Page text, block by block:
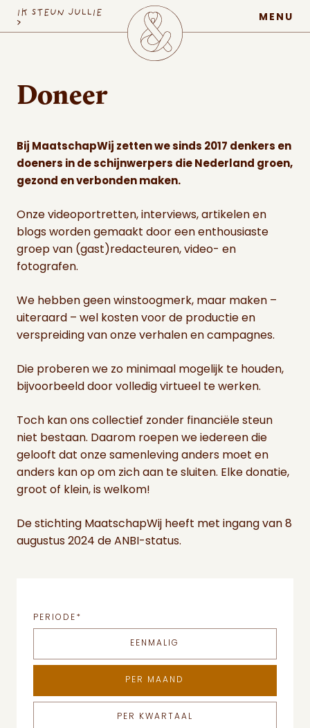
MaatschapWij
MENU
IK STEUN JULLIE
>
Doneer
Bij MaatschapWij zetten we sinds 2017 denkers en
doeners in de schijnwerpers die Nederland groen,
gezond en verbonden maken.
Onze videoportretten, interviews, artikelen en
blogs worden gemaakt door een enthousiaste
groep van (gast)redacteuren, video- en
fotografen.
We hebben geen winstoogmerk, maar maken –
uiteraard – wel kosten voor de productie en
verspreiding van onze verhalen en campagnes.
Die proberen we zo minimaal mogelijk te houden,
bijvoorbeeld door volledig virtueel te werken.
Toch kan ons collectief zonder financiële steun
niet bestaan. Daarom roepen we iedereen die
gelooft dat onze samenleving anders moet en
anders kan op om zich aan te sluiten. Elke donatie,
groot of klein, is welkom!
De stichting MaatschapWij heeft met ingang van 8
augustus 2024 de ANBI-status.
PERIODE *
EENMALIG
PER MAAND
PER KWARTAAL